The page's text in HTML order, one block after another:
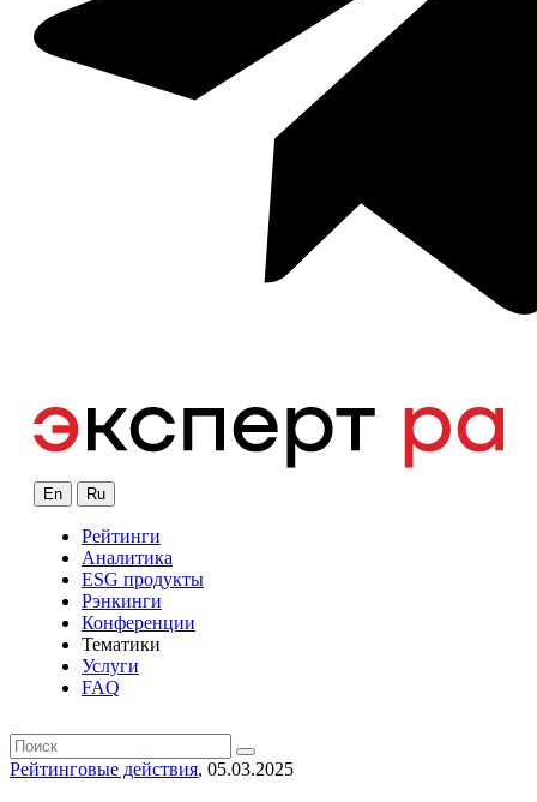
En Ru
Рейтинги
Аналитика
ESG продукты
Рэнкинги
Конференции
Тематики
Услуги
FAQ
Рейтинговые действия, 05.03.2025